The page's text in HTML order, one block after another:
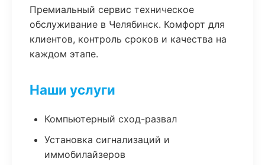
Премиальный сервис техническое
обслуживание в Челябинск. Комфорт для
клиентов, контроль сроков и качества на
каждом этапе.
Наши услуги
Компьютерный сход-развал
Установка сигнализаций и
иммобилайзеров